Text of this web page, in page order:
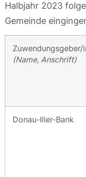
Halbjahr 2023
Gemeinde
Zuwendungsgeber/
(Name, Anschrift)
Donau-Iller-Bank